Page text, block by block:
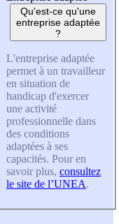
Qu'est-ce qu'une
entreprise adaptée
?
L'entreprise adaptée
permet à un travailleur
en situation de
handicap d'exercer
une activité
professionnelle dans
des conditions
adaptées à ses
capacités. Pour en
savoir plus, consultez
le site de l’UNEA.